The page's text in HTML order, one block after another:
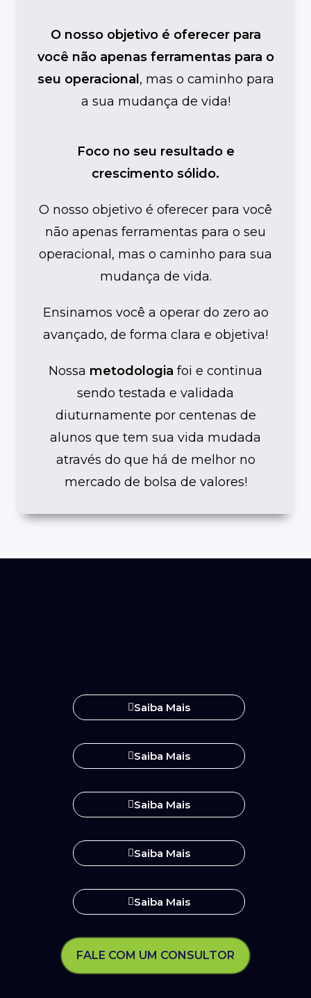
O nosso objetivo é oferecer para
você não apenas ferramentas para o
seu operacional , mas o caminho para
a sua mudança de vida!
Foco no seu resultado e
crescimento sólido.
O nosso objetivo é oferecer para você
não apenas ferramentas para o seu
operacional, mas o caminho para sua
mudança de vida.
Ensinamos você a operar do zero ao
avançado, de forma clara e objetiva!
Nossa metodologia foi e continua
sendo testada e validada
diuturnamente por centenas de
alunos que tem sua vida mudada
através do que há de melhor no
mercado de bolsa de valores!
Saiba Mais
Saiba Mais
Saiba Mais
Saiba Mais
Saiba Mais
FALE COM UM CONSULTOR